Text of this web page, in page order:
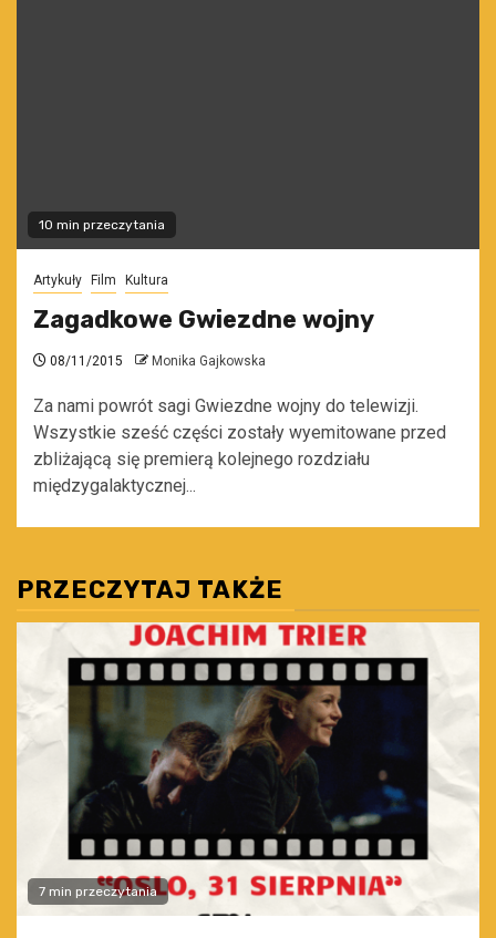
10 min przeczytania
Artykuły Film Kultura
Zagadkowe Gwiezdne wojny
08/11/2015 Monika Gajkowska
Za nami powrót sagi Gwiezdne wojny do telewizji.
Wszystkie sześć części zostały wyemitowane przed
zbliżającą się premierą kolejnego rozdziału
międzygalaktycznej...
PRZECZYTAJ TAKŻE
7 min przeczytania